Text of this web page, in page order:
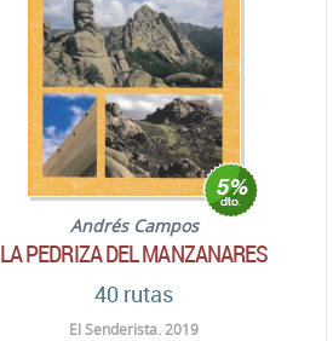
Andrés Campos
LA PEDRIZA DEL MANZANARES
40 rutas
El Senderista. 2019